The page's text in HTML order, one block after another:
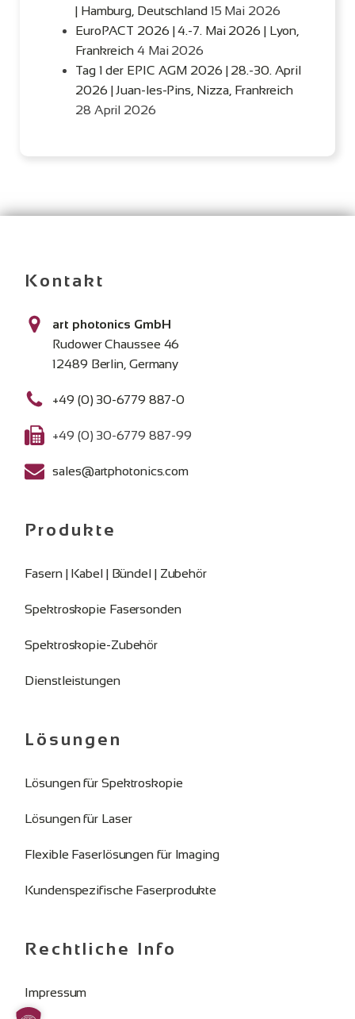
| Hamburg, Deutschland 15 Mai 2026
EuroPACT 2026 | 4.-7. Mai 2026 | Lyon,
Frankreich 4 Mai 2026
Tag 1 der EPIC AGM 2026 | 28.-30. April
2026 | Juan-les-Pins, Nizza, Frankreich
28 April 2026
Kontakt
art photonics GmbH
Rudower Chaussee 46
12489 Berlin, Germany
+49 (0) 30-6779 887-0
+49 (0) 30-6779 887-99
sales@artphotonics.com
Produkte
Fasern | Kabel | Bündel | Zubehör
Spektroskopie Fasersonden
Spektroskopie-Zubehör
Dienstleistungen
Lösungen
Lösungen für Spektroskopie
Lösungen für Laser
Flexible Faserlösungen für Imaging
Kundenspezifische Faserprodukte
Rechtliche Info
Impressum